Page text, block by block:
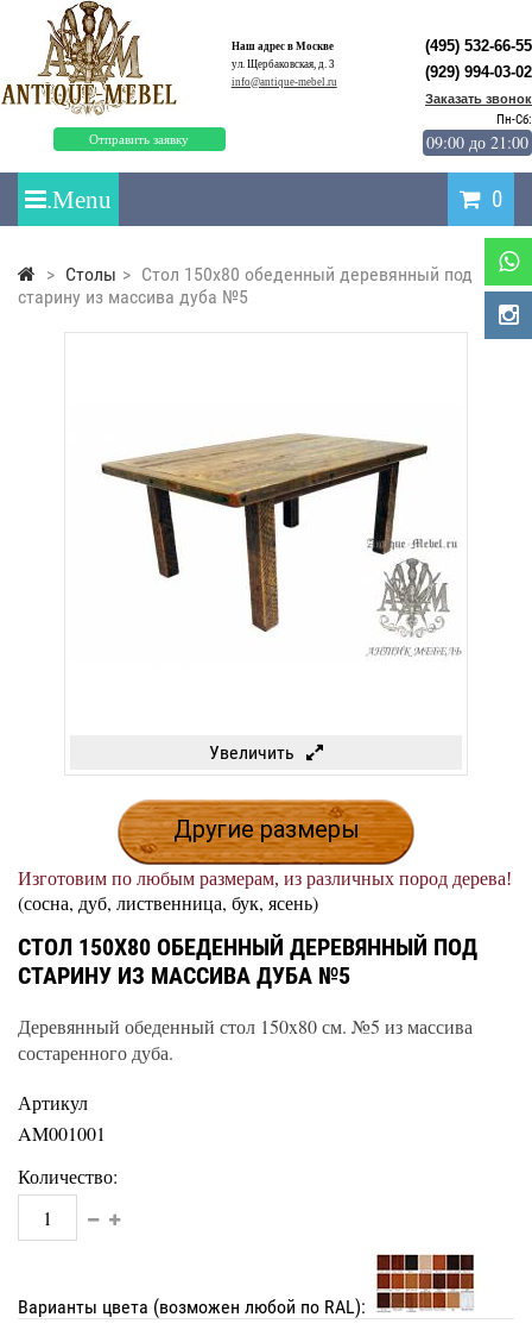
Наш адрес в Москве
ул. Щербаковская, д. 3
info@antique-mebel.ru
Отправить заявку
(495) 532-66-55
(929) 994-03-02
Заказать звонок
Пн-Сб:
09:00 до 21:00
0
> Столы > Стол 150x80 обеденный деревянный под
старину из массива дуба №5
Увеличить
Другие размеры
Изготовим по любым размерам, из различных пород дерева!
(сосна, дуб, лиственница, бук, ясень)
СТОЛ 150X80 ОБЕДЕННЫЙ ДЕРЕВЯННЫЙ ПОД
СТАРИНУ ИЗ МАССИВА ДУБА №5
Деревянный обеденный стол 150x80 см. №5 из массива
состаренного дуба.
Артикул
AM001001
Количество:
Варианты цвета (возможен любой по RAL):